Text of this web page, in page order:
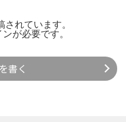
れています。
ンが必要です。
書く